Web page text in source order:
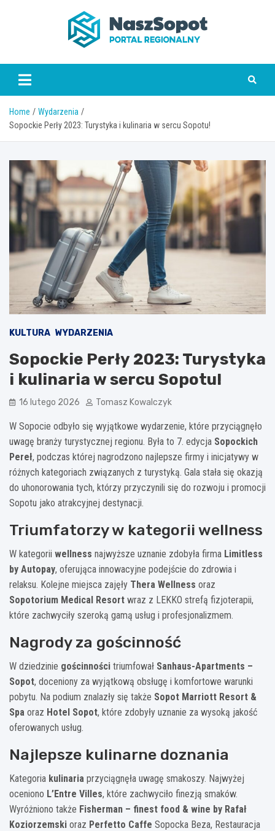
www.naszsopot.pl
Home
Wydarzenia
Sopockie Perły 2023: Turystyka i kulinaria w sercu Sopotu!
KULTURA WYDARZENIA
Sopockie Perły 2023: Turystyka
i kulinaria w sercu Sopotu!
16 lutego 2026 Tomasz Kowalczyk
W Sopocie odbyło się wyjątkowe wydarzenie, które przyciągnęło
uwagę branży turystycznej regionu. Była to 7. edycja Sopockich
Pereł, podczas której nagrodzono najlepsze firmy i inicjatywy w
różnych kategoriach związanych z turystyką. Gala stała się okazją
do uhonorowania tych, którzy przyczynili się do rozwoju i promocji
Sopotu jako atrakcyjnej destynacji.
Triumfatorzy w kategorii wellness
W kategorii wellness najwyższe uznanie zdobyła firma Limitless
by Autopay, oferująca innowacyjne podejście do zdrowia i
relaksu. Kolejne miejsca zajęły Thera Wellness oraz
Sopotorium Medical Resort wraz z LEKKO strefą fizjoterapii,
które zachwyciły szeroką gamą usług i profesjonalizmem.
Nagrody za gościnność
W dziedzinie gościnności triumfował Sanhaus-Apartments –
Sopot, doceniony za wyjątkową obsługę i komfortowe warunki
pobytu. Na podium znalazły się także Sopot Marriott Resort &
Spa oraz Hotel Sopot, które zdobyły uznanie za wysoką jakość
oferowanych usług.
Najlepsze kulinarne doznania
Kategoria kulinaria przyciągnęła uwagę smakoszy. Najwyżej
oceniono L’Entre Villes, które zachwyciło finezją smaków.
Wyróżniono także Fisherman – finest food & wine by Rafał
Koziorzemski oraz Perfetto Caffe Sopocka Beza, Restauracja